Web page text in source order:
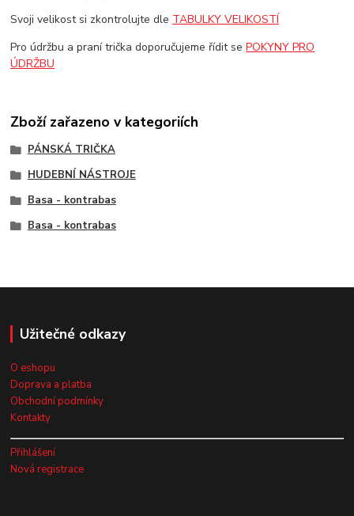
Svoji velikost si zkontrolujte dle TABULKY VELIKOSTÍ
Pro údržbu a praní trička doporučujeme řídit sePOKYNY PRO
ÚDRŽBU
Zboží zařazeno v kategoriích
PÁNSKÁ TRIČKA
HUDEBNÍ NÁSTROJE
Basa - kontrabas
Basa - kontrabas
Užitečné odkazy
O eshopu
Doprava a platba
Obchodní podmínky
Kontakty
Přihlášení
Nová registrace